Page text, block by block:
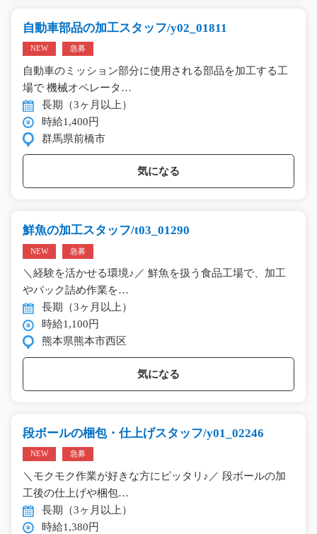
自動車部品の加工スタッフ/y02_01811
NEW 急募
自動車のミッション部分に使用される部品を加工する工
場で 機械オペレータ…
長期（3ヶ月以上）
時給1,400円
群馬県前橋市
気になる
鮮魚の加工スタッフ/t03_01290
NEW 急募
＼経験を活かせる環境♪／ 鮮魚を扱う食品工場で、加工
やパック詰め作業を…
長期（3ヶ月以上）
時給1,100円
熊本県熊本市西区
気になる
段ボールの梱包・仕上げスタッフ/y01_02246
NEW 急募
＼モクモク作業が好きな方にピッタリ♪／ 段ボールの加
工後の仕上げや梱包…
長期（3ヶ月以上）
時給1,380円